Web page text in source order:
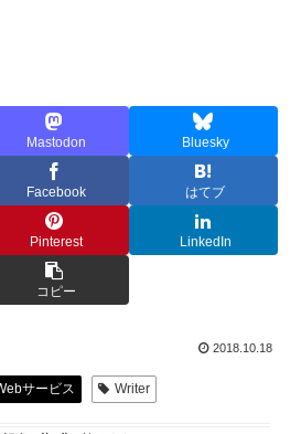
Mastodon Bluesky
Facebook はてブ
Pinterest LinkedIn
コピー
2018.10.18
サービス Writer